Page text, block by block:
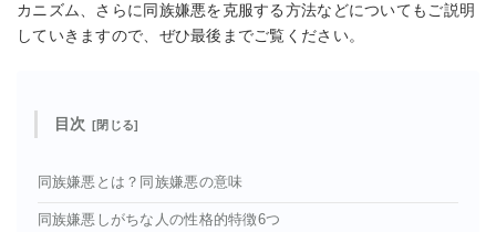
カニズム、さらに同族嫌悪を克服する方法などについてもご説明
していきますので、ぜひ最後までご覧ください。
目次
同族嫌悪とは？同族嫌悪の意味
同族嫌悪しがちな人の性格的特徴6つ